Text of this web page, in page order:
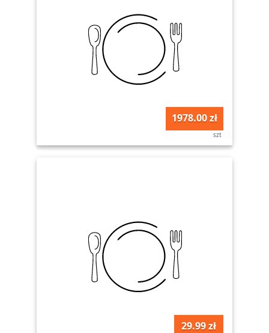
1978.00 zł
szt
29.99 zł